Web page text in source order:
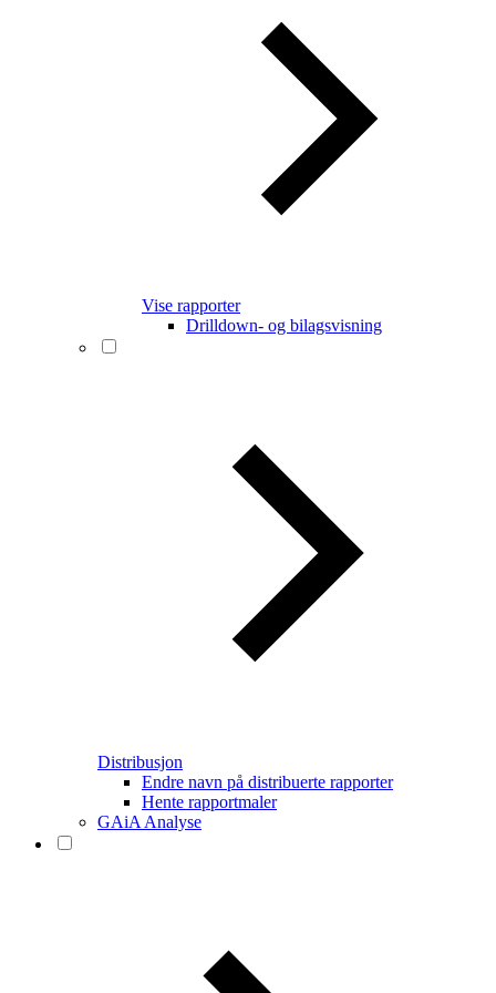
Vise rapporter
Drilldown- og bilagsvisning
Distribusjon
Endre navn på distribuerte rapporter
Hente rapportmaler
GAiA Analyse